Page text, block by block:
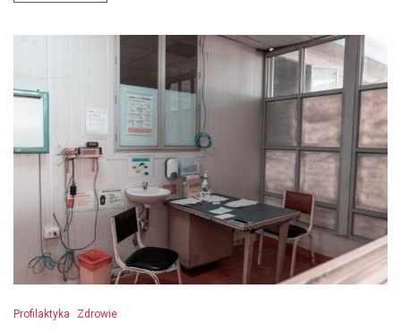
Profilaktyka Zdrowie